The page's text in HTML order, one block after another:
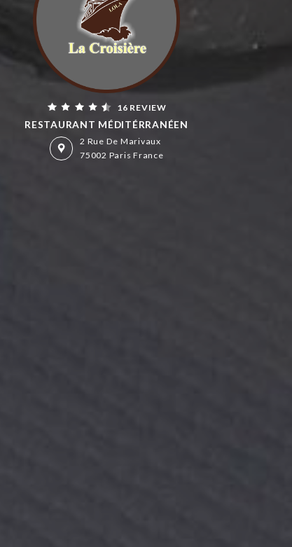
16 REVIEW
RESTAURANT MÉDITÉRRANÉEN
2 Rue De Marivaux
75002 Paris France